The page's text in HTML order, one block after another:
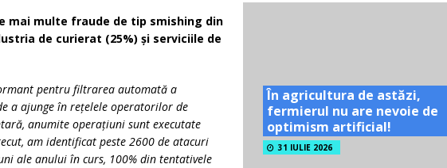
mai multe fraude de tip smishing din
de curierat (25%) și serviciile de
pentru filtrarea automată a
a ajunge în rețelele operatorilor de
anumite operațiuni sunt executate
am identificat peste 2600 de atacuri
ale anului în curs, 100% din tentativele
În agricultura de astăzi,
fermierul nu are nevoie de
optimism artificial!
31 IULIE 2026